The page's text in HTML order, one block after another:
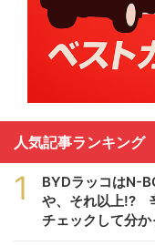
人気記事ランキング
1
BYDラッコはN-
や、それ以上!?
チェックして分